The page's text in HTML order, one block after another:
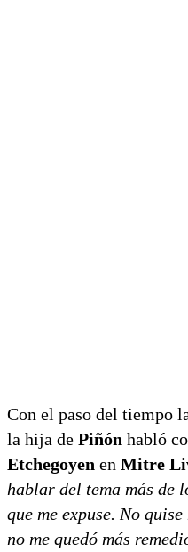
Con el paso del tiempo
la hija de Piñón habló
Etchegoyen en Mitre
hablar del tema más de
que me expuse. No
no me quedó más